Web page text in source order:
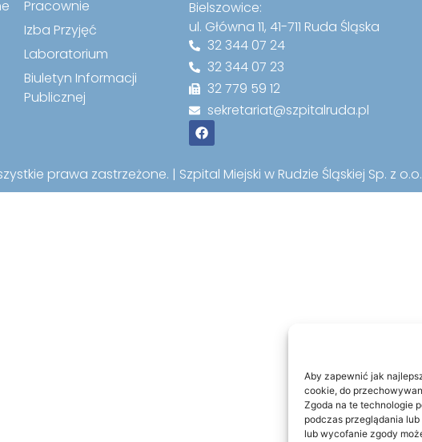
Aby zapewnić jak
cookie, do
Zgoda na te technologie
podczas przeglądania
lub wycofanie zgody
Pracownie
Izba Przyjęć
Laboratorium
Biuletyn Informacji
Publicznej
Bielszowice:
ul. Główna 11, 41-711 Ruda Śląska
32 344 07 24
32 344 07 23
32 779 59 12
sekretariat@szpitalruda.pl
prawa zastrzeżone. | Szpital Miejski w Rudzie Śląskiej Sp. z o.o.